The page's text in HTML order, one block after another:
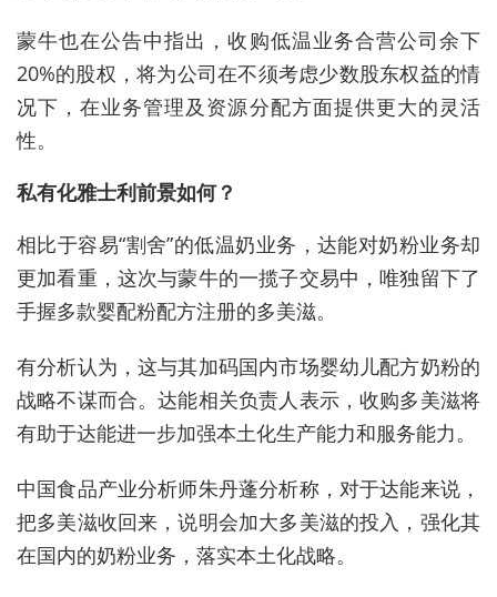
蒙牛也在公告中指出，收购低温业务合营公司余下
20%的股权，将为公司在不须考虑少数股东权益的情
况下，在业务管理及资源分配方面提供更大的灵活
性。
私有化雅士利前景如何？
相比于容易“割舍”的低温奶业务，达能对奶粉业务却
更加看重，这次与蒙牛的一揽子交易中，唯独留下了
手握多款婴配粉配方注册的多美滋。
有分析认为，这与其加码国内市场婴幼儿配方奶粉的
战略不谋而合。达能相关负责人表示，收购多美滋将
有助于达能进一步加强本土化生产能力和服务能力。
中国食品产业分析师朱丹蓬分析称，对于达能来说，
把多美滋收回来，说明会加大多美滋的投入，强化其
在国内的奶粉业务，落实本土化战略。